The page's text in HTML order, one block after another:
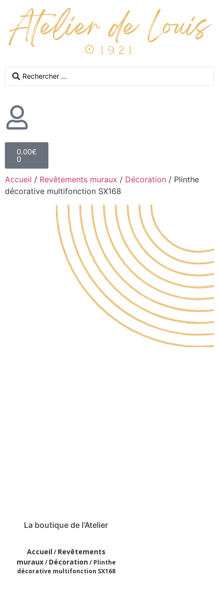
0.00€
0
Accueil / Revêtements muraux / Décoration / Plinthe
décorative multifonction SX168
La boutique de l'Atelier
Accueil / Revêtements
muraux/ Décoration/ Plinthe
décorative multifonction SX168